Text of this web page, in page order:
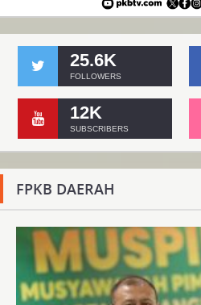
25.6K
FOLLOWERS
12K
SUBSCRIBERS
FPKB DAERAH